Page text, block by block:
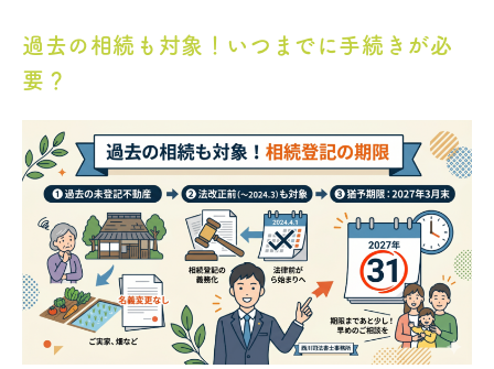
過去の相続も対象！いつまでに手続きが必
要？